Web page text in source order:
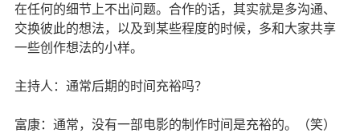
在任何的细节上不出问题。合作的话，其实就是多沟通、
交换彼此的想法，以及到某些程度的时候，多和大家共享
一些创作想法的小样。
主持人：通常后期的时间充裕吗？
富康：通常，没有一部电影的制作时间是充裕的。（笑）